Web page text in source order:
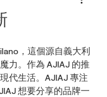
，這個源自義大利
力。作為 AJIAJ 的推
代生活。AJIAJ 專注
想要分享的品牌一